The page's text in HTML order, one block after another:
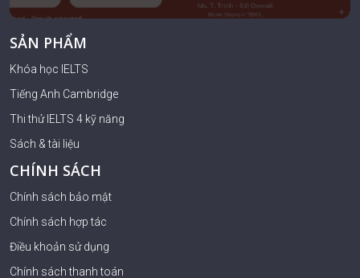
SẢN PHẨM
Khóa học IELTS
Tiếng Anh Cambridge
Thi thử IELTS 4 kỹ năng
Sách & tài liệu
CHÍNH SÁCH
Chính sách bảo mật
Chính sách hợp tác
Điều khoản sử dụng
Chính sách thanh toán